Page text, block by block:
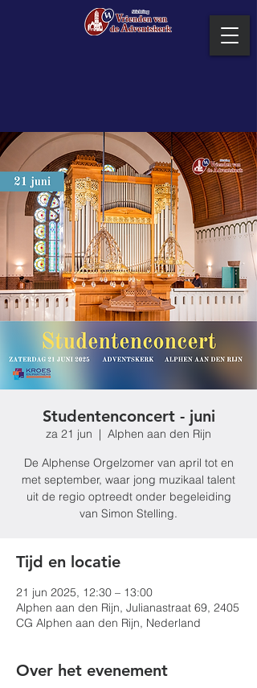
Studentenconcert - juni
za 21 jun
  |
Alphen aan den Rijn
De Alphense Orgelzomer van april tot en
met september, waar jong muzikaal talent
uit de regio optreedt onder begeleiding
van Simon Stelling.
Tijd en locatie
21 jun 2025, 12:30 – 13:00
Alphen aan den Rijn, Julianastraat 69, 2405
CG Alphen aan den Rijn, Nederland
Over het evenement